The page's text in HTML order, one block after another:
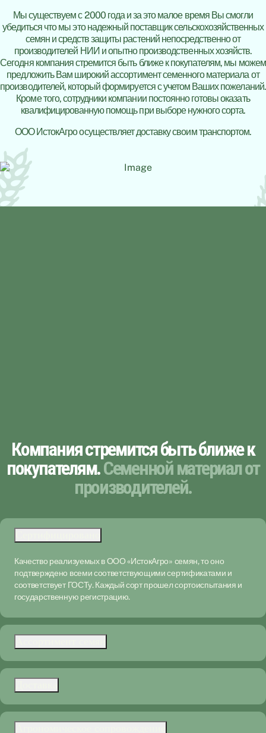
Мы существуем с 2000 года и за это малое время Вы смогли
убедиться что мы это надежный поставщик сельскохозяйственных
семян и средств защиты растений непосредственно от
производителей НИИ и опытно производственных хозяйств.
Сегодня компания стремится быть ближе к покупателям, мы можем
предложить Вам широкий ассортимент семенного материала от
производителей, который формируется с учетом Ваших пожеланий.
Кроме того, сотрудники компании постоянно готовы оказать
квалифицированную помощь при выборе нужного сорта.
ООО ИстокАгро осуществляет доставку своим транспортом.
Компания стремится быть ближе к
покупателям.Семенной материал от
производителей.
Качество реализуемых в ООО «ИстокАгро» семян, то оно
подтверждено всеми соответствующими сертификатами и
соответствует ГОСТу. Каждый сорт прошел сортоиспытания и
государственную регистрацию.